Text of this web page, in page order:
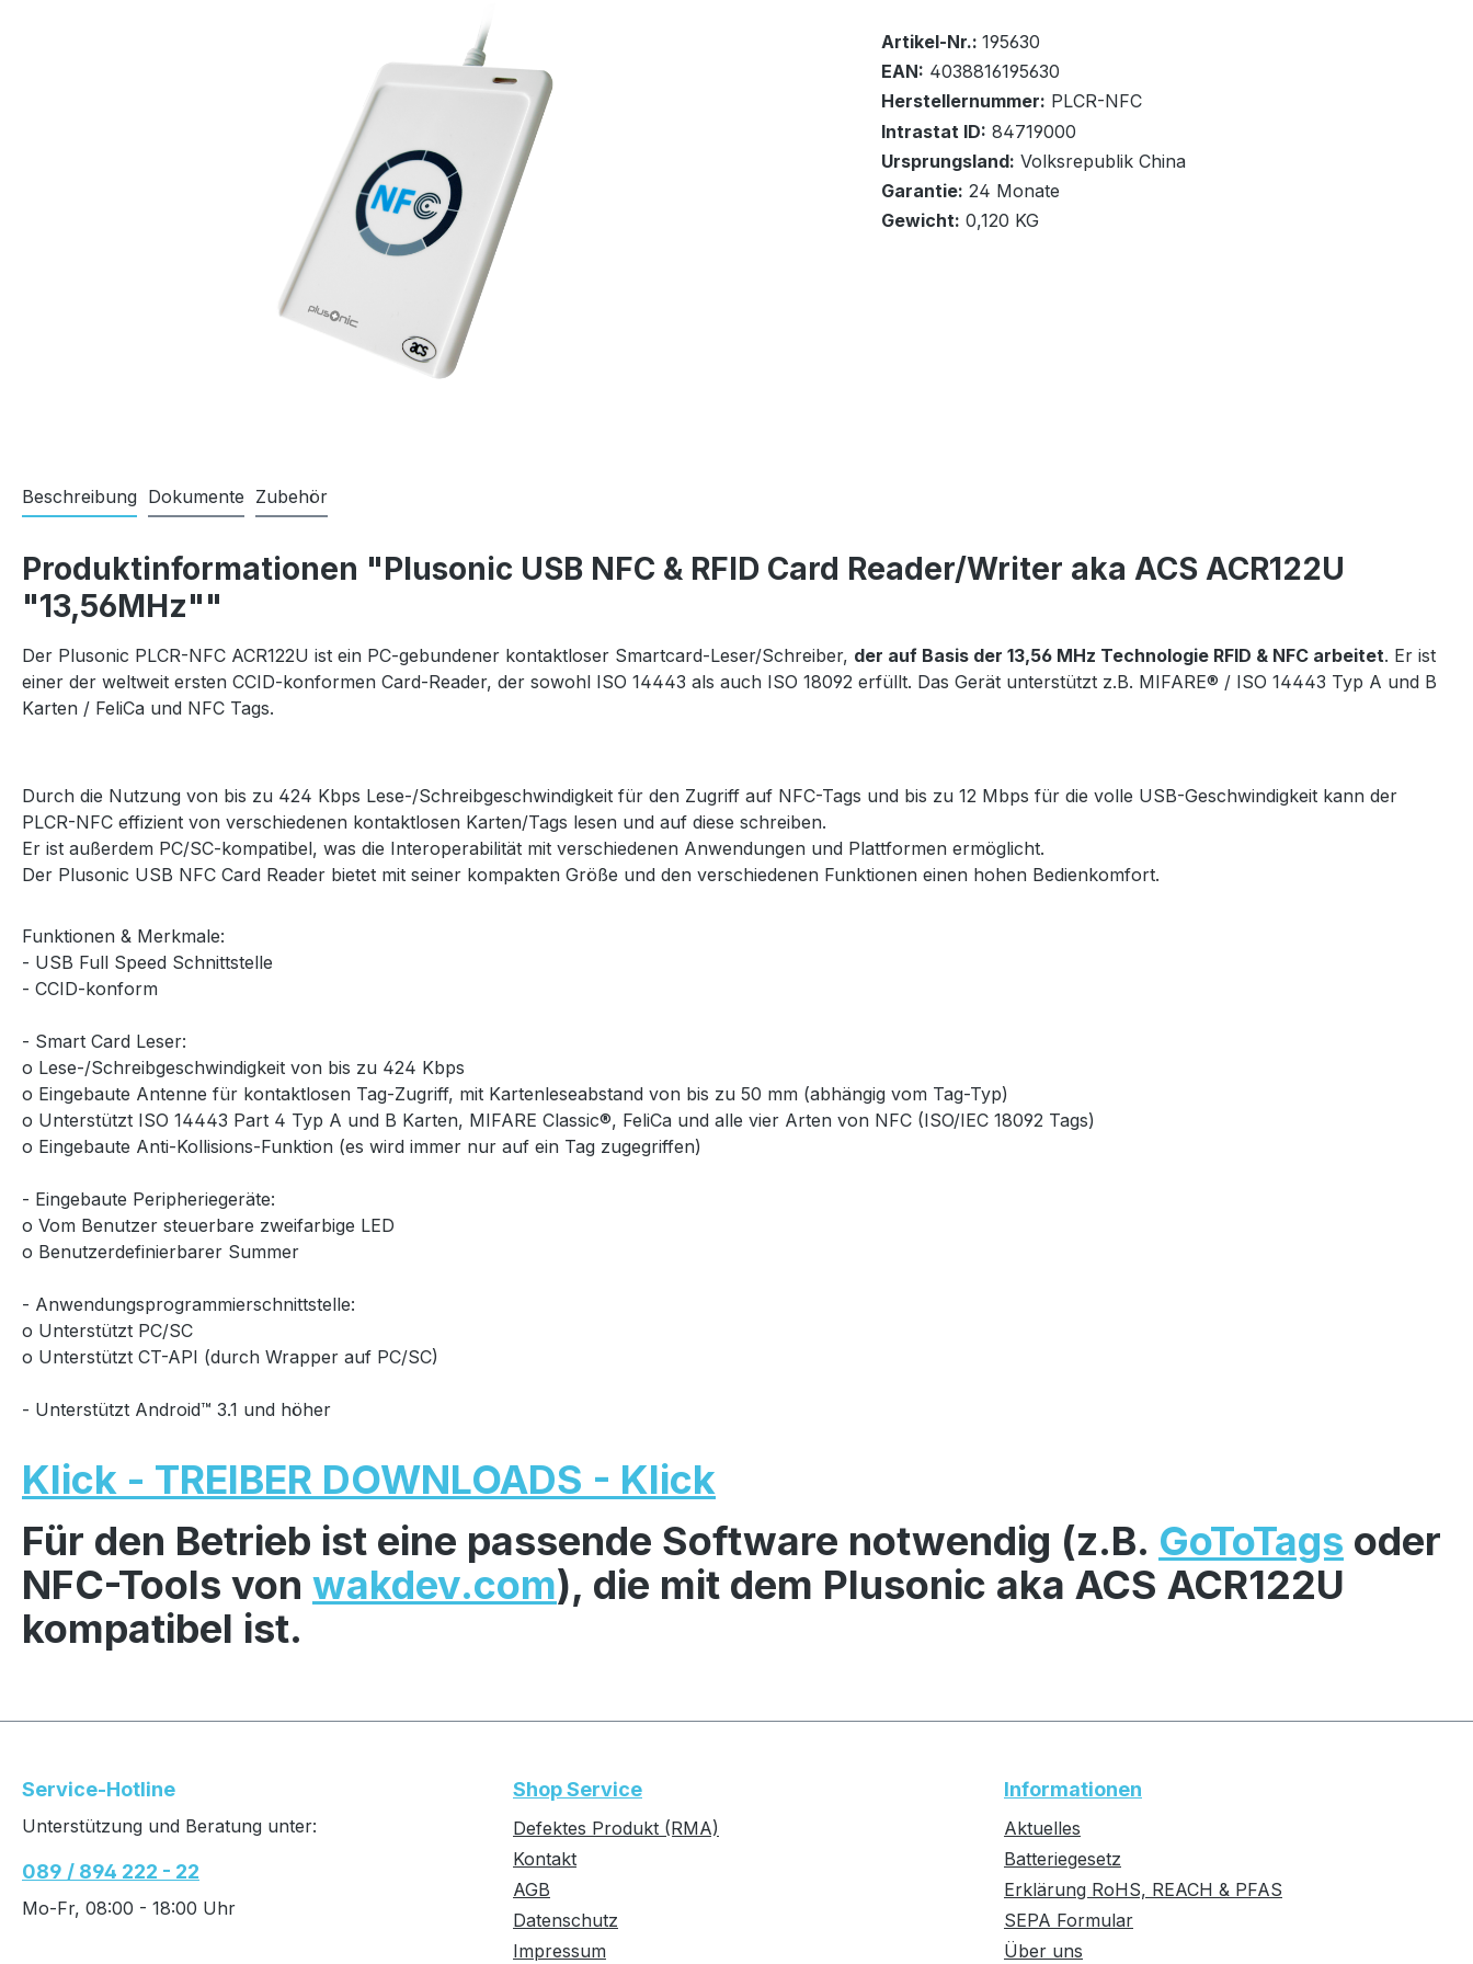
Bestand:96x
Sofort verfügbar, Lieferzeit: 1-2 Tage
In den Warenkorb
Artikel-Nr.: 195630
EAN: 4038816195630
Herstellernummer: PLCR-NFC
Intrastat ID: 84719000
Ursprungsland: Volksrepublik China
Garantie: 24 Monate
Gewicht: 0,120 KG
Beschreibung Dokumente Zubehör
Produktinformationen "Plusonic USB NFC & RFID Card Reader/Writer aka ACS ACR122U
"13,56MHz""
Der Plusonic PLCR-NFC ACR122U ist ein PC-gebundener kontaktloser Smartcard-Leser/Schreiber, der auf Basis der 13,56 MHz Technologie RFID & NFC arbeitet. Er ist
einer der weltweit ersten CCID-konformen Card-Reader, der sowohl ISO 14443 als auch ISO 18092 erfüllt. Das Gerät unterstützt z.B. MIFARE® / ISO 14443 Typ A und B
Karten / FeliCa und NFC Tags.
Durch die Nutzung von bis zu 424 Kbps Lese-/Schreibgeschwindigkeit für den Zugriff auf NFC-Tags und bis zu 12 Mbps für die volle USB-Geschwindigkeit kann der
PLCR-NFC effizient von verschiedenen kontaktlosen Karten/Tags lesen und auf diese schreiben.
Er ist außerdem PC/SC-kompatibel, was die Interoperabilität mit verschiedenen Anwendungen und Plattformen ermöglicht.
Der Plusonic USB NFC Card Reader bietet mit seiner kompakten Größe und den verschiedenen Funktionen einen hohen Bedienkomfort.
Funktionen & Merkmale:
- USB Full Speed Schnittstelle
- CCID-konform
- Smart Card Leser:
o Lese-/Schreibgeschwindigkeit von bis zu 424 Kbps
o Eingebaute Antenne für kontaktlosen Tag-Zugriff, mit Kartenleseabstand von bis zu 50 mm (abhängig vom Tag-Typ)
o Unterstützt ISO 14443 Part 4 Typ A und B Karten, MIFARE Classic®, FeliCa und alle vier Arten von NFC (ISO/IEC 18092 Tags)
o Eingebaute Anti-Kollisions-Funktion (es wird immer nur auf ein Tag zugegriffen)
- Eingebaute Peripheriegeräte:
o Vom Benutzer steuerbare zweifarbige LED
o Benutzerdefinierbarer Summer
- Anwendungsprogrammierschnittstelle:
o Unterstützt PC/SC
o Unterstützt CT-API (durch Wrapper auf PC/SC)
- Unterstützt Android™ 3.1 und höher
Klick - TREIBER DOWNLOADS - Klick
Für den Betrieb ist eine passende Software notwendig (z.B. GoToTags oder
NFC-Tools von wakdev.com), die mit dem Plusonic aka ACS ACR122U
kompatibel ist.
Service-Hotline
Unterstützung und Beratung unter:
089 / 894 222 - 22
Mo-Fr, 08:00 - 18:00 Uhr
Shop Service
Defektes Produkt (RMA)
Kontakt
AGB
Datenschutz
Impressum
Informationen
Aktuelles
Batteriegesetz
Erklärung RoHS, REACH & PFAS
SEPA Formular
Über uns